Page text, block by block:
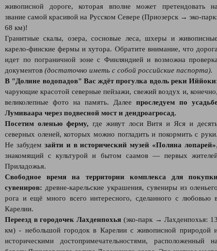
живописной дороге, которая вполне может претендовать
звание самой красивой на Русском Севере (Приозерск → эко-
68 км)!
Гранитные скалы, озера, сосновые леса, шхеры и
карело-финские фермы и хутора. Обратите внимание, что
идет по пограничной зоне с Финляндией и возможна
документов (достаточно иметь с собой российские паспорта).
В "Долине водопадов" Вас ждёт прогулка вдоль реки Иййоки
чарующие красотой северные пейзажи, свежий воздух и,
великолепные фото на память. Далее проследуем по
Лумиваара через подвесной мост и дендроагросад.
Посетим оленью ферму, где живут лоси Витя и Яся и
северных оленей, которых можно погладить и покормить с
Не забудем зайти и в исторический музей «Поляна лопарей»
знакомящий с культурой и бытом саамов — первых
Приладожья.
Свободное время на территории комплекса для
сувениров: древне-карельские украшения, сувениры из
рога и ещё много всего интересного, сделанного с любовью
Карелии.
Переезд в городочек Лахденпохья (эко-парк → Лахденпохья:
км) - небольшой городок в Карелии с живописной природой
историческими достопримечательностями, расположенный